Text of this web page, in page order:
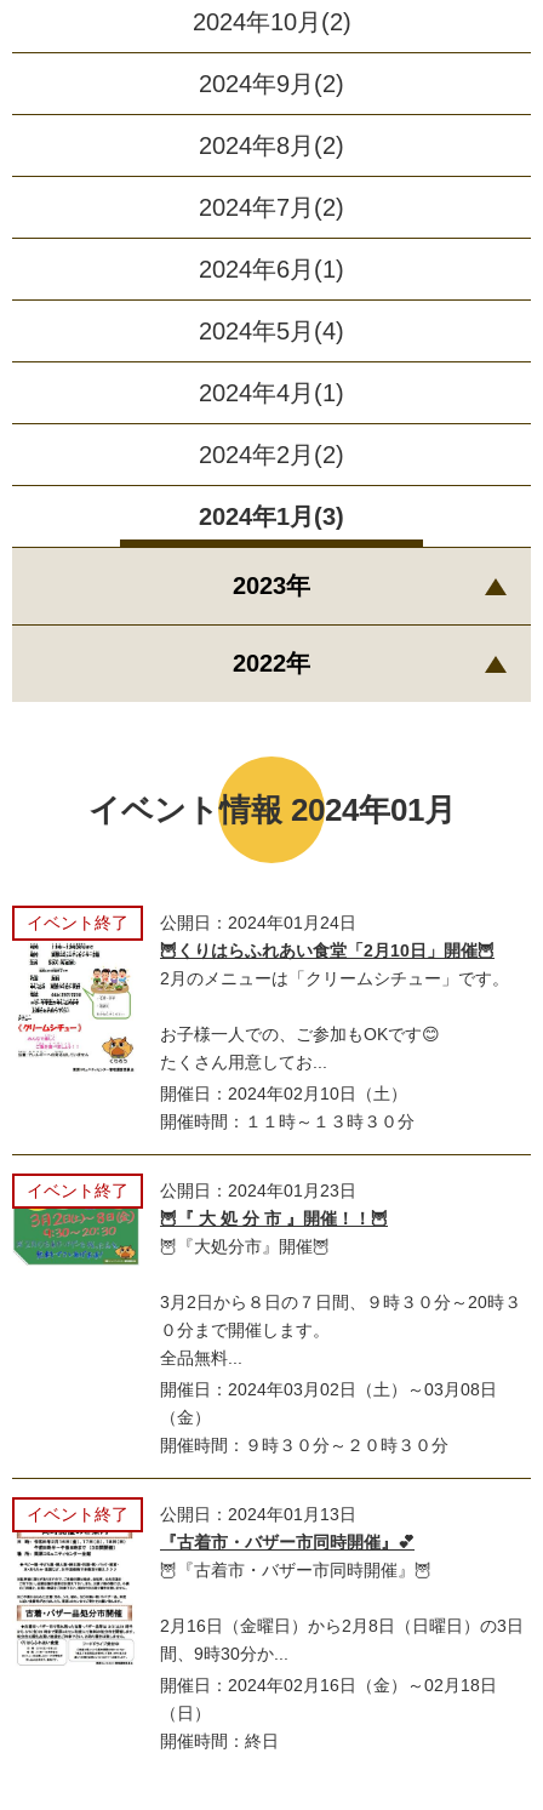
イベント情報 2024年01月
イベント終了
公開日：2024年01月24日
🦉くりはらふれあい食堂「2月10日」開催🦉
2月のメニューは「クリームシチュー」です。
お子様一人での、ご参加もOKです😊
たくさん用意してお...
開催日：2024年02月10日（土）
開催時間：１１時～１３時３０分
イベント終了
公開日：2024年01月23日
🦉『 大 処 分 市 』開催！！🦉
🦉『大処分市』開催🦉
3月2日から８日の７日間、９時３０分～20時３
０分まで開催します。
全品無料...
開催日：2024年03月02日（土）～03月08日
（金）
開催時間：９時３０分～２０時３０分
イベント終了
公開日：2024年01月13日
『古着市・バザー市同時開催』💕
🦉『古着市・バザー市同時開催』🦉
2月16日（金曜日）から2月8日（日曜日）の3日
間、9時30分か...
開催日：2024年02月16日（金）～02月18日
（日）
開催時間：終日
2024年10月(2)
2024年9月(2)
2024年8月(2)
2024年7月(2)
2024年6月(1)
2024年5月(4)
2024年4月(1)
2024年2月(2)
2024年1月(3)
2023年
2022年